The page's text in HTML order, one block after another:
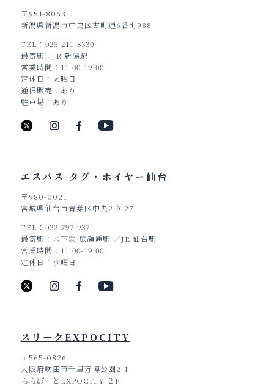
〒951-8063
新潟県新潟市中央区古町通6番町988
TEL
025-211-8330
最寄駅
JR 新潟駅
営業時間
11:00-19:00
定休日
火曜日
通信販売
あり
駐車場
あり
エスパス タグ・ホイヤー仙台
〒980-0021
宮城県仙台市青葉区中央2-9-27
TEL
022-797-9371
最寄駅
地下鉄 広瀬通駅 ／JR 仙台駅
営業時間
11:00-19:00
定休日
水曜日
スリークEXPOCITY
〒565-0826
大阪府吹田市千里万博公園2-1
ららぽーとEXPOCITY ２F